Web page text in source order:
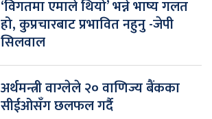
‘विगतमा एमाले थियो’ भन्ने भाष्य गलत
हो, कुप्रचारबाट प्रभावित नहुनु -जेपी
सिलवाल
अर्थमन्त्री वाग्लेले २० वाणिज्य बैंकका
सीईओसँग छलफल गर्दै